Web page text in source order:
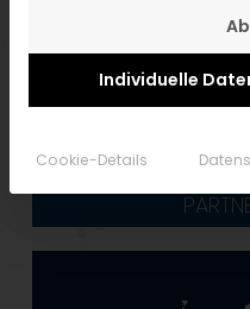
Individuelle
Cookie-Details